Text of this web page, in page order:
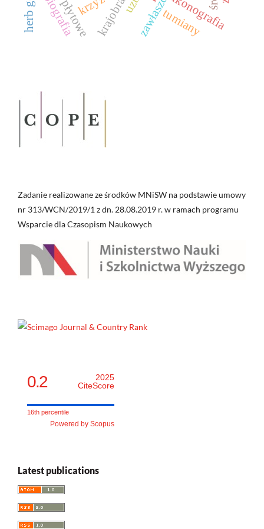
ikonografia
tumiany
biografia
Zadanie realizowane ze środków MNiSW na podstawie umowy
nr 313/WCN/2019/1 z dn. 28.08.2019 r. w ramach programu
Wsparcie dla Czasopism Naukowych
0.2
2025
CiteScore
16th percentile
Powered by Scopus
Latest publications